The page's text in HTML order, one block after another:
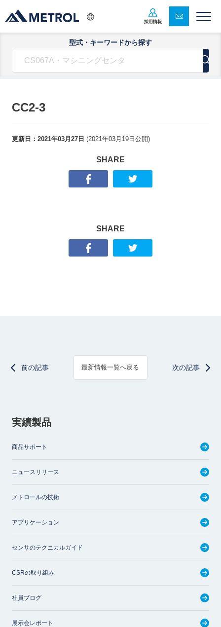
採用情報
型式・キーワードから探す
CC2-3
更新日： 2021年03月27日 (2021年03月19日 公開)
SHARE
SHARE
前の記事 最新情報一覧へ戻る 次の記事
実績製品
商品サポート
ニュースリリース
メトロールの技術
アプリケーション
センサのテクニカルガイド
CSRの取り組み
社員ブログ
展示会レポート